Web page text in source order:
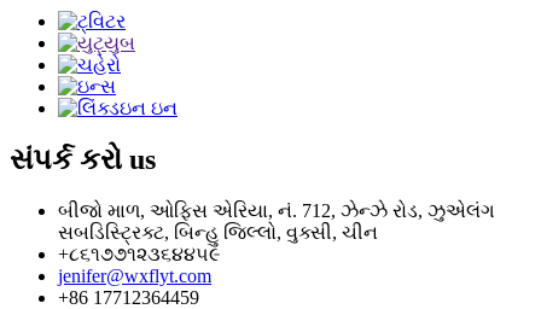
સંપર્ક કરો us
બીજો માળ, ઓફિસ એરિયા, નં. 712, ઝેન્ઝે રોડ, ઝુએલંગ
સબડિસ્ટ્રિક્ટ, બિન્હુ જિલ્લો, વુક્સી, ચીન
+૮૬૧૭૭૧૨૩૬૪૪૫૯
jenifer@wxflyt.com
+86 17712364459